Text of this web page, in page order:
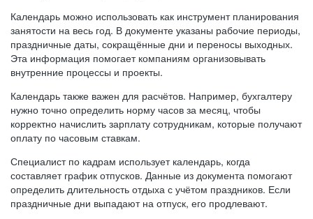
Календарь можно использовать как инструмент планирования
занятости на весь год. В документе указаны рабочие периоды,
праздничные даты, сокращённые дни и переносы выходных.
Эта информация помогает компаниям организовывать
внутренние процессы и проекты.
Календарь также важен для расчётов. Например, бухгалтеру
нужно точно определить норму часов за месяц, чтобы
корректно начислить зарплату сотрудникам, которые получают
оплату по часовым ставкам.
Специалист по кадрам использует календарь, когда
составляет график отпусков. Данные из документа помогают
определить длительность отдыха с учётом праздников. Если
праздничные дни выпадают на отпуск, его продлевают.